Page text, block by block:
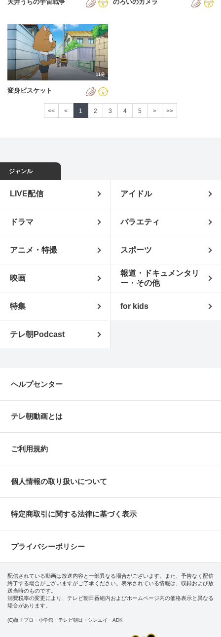
天井うらの宇宙戦争 のろいのカメラ
11分
変身ビスケット
<< < 1 2 3 4 5 > >>
ジャンル
LIVE配信 アイドル
ドラマ バラエティ
アニメ・特撮 スポーツ
映画
報道・ドキュメンタリ
ー・その他
特集 for kids
テレ朝Podcast
ヘルプセンター
テレ朝動画とは
ご利用規約
個人情報の取り扱いについて
特定商取引に関する法律に基づく表示
プライバシーポリシー
配信されている動画は放送内容と一部異なる場合がございます。また、予告なく配信
終了する場合がございますがご了承ください。表示されている情報は、収録および放
送当時のものです。
消費税率の変更により、テレビ朝日番組内およびホームページ内の価格表示と異なる
場合があります。
(C)藤子プロ・小学館・テレビ朝日・シンエイ・ADK